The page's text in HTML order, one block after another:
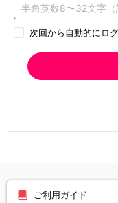
次回から自動的にロ
ご利用ガイド